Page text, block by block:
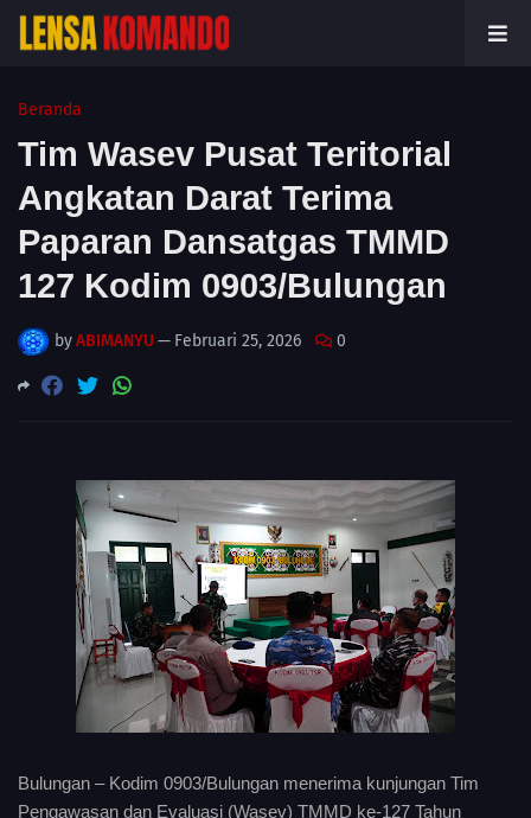
Beranda
Tim Wasev Pusat Teritorial
Angkatan Darat Terima
Paparan Dansatgas TMMD
127 Kodim 0903/Bulungan
byABIMANYU— Februari 25, 2026 0
Bulungan – Kodim 0903/Bulungan menerima kunjungan Tim
Pengawasan dan Evaluasi (Wasev) TMMD ke-127 Tahun